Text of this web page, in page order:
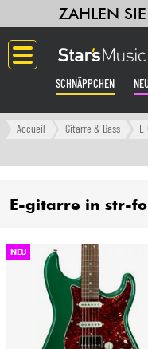
ZAHLEN
SCHNÄPPCHEN
Langue
Verstärker &
Klaviere & Piano
Synths & samplers
Studio
Accueil Gitarre & Bass
E-gitarre in str-
NEU